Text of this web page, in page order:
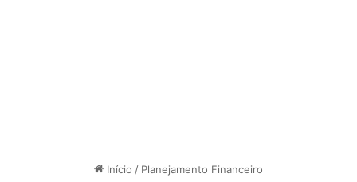
Início / Planejamento Financeiro